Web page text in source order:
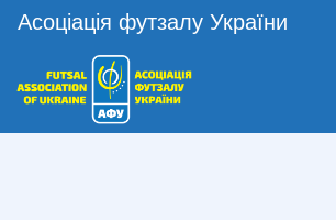
Асоціація футзалу України